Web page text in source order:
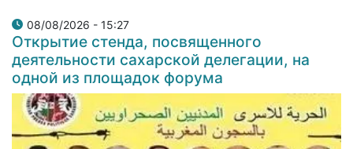
08/08/2026 - 15:27
Открытие стенда, посвященного
деятельности сахарской делегации, на
одной из площадок форума